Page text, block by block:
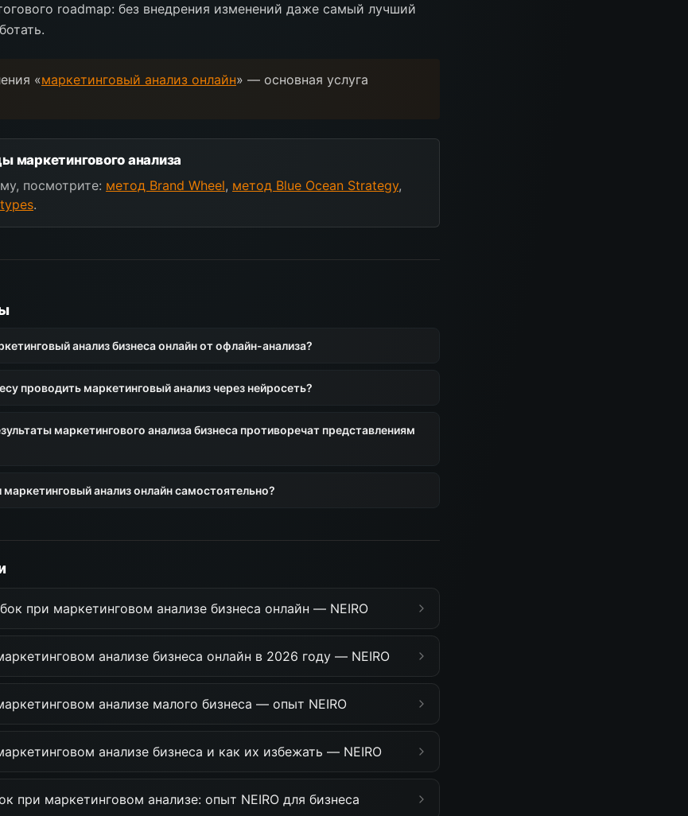
roadmap: без внедрения изменений даже самый лучший
«маркетинговый анализ онлайн» — основная услуга
маркетингового анализа
посмотрите: метод Brand Wheel, метод Blue Ocean Strategy,
.
анализ бизнеса онлайн от офлайн-анализа?
проводить маркетинговый анализ через нейросеть?
маркетингового анализа бизнеса противоречат представлениям
анализ онлайн самостоятельно?
при маркетинговом анализе бизнеса онлайн — NEIRO
анализе бизнеса онлайн в 2026 году — NEIRO
анализе малого бизнеса — опыт NEIRO
анализе бизнеса и как их избежать — NEIRO
при маркетинговом анализе: опыт NEIRO для бизнеса